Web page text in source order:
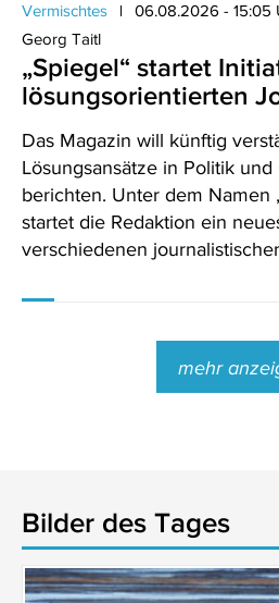
Vermischtes 06.08.2026 - 15:05
Georg Taitl
„Spiegel“ startet
lösungsorientierten
Das Magazin will künftig
Lösungsansätze in Politik und
berichten. Unter dem Namen
startet die Redaktion ein
verschiedenen
mehr
Bilder des Tages